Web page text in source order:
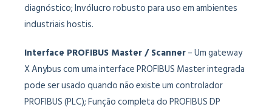
diagnóstico; Invólucro robusto para uso em ambientes
industriais hostis.
Interface PROFIBUS Master / Scanner– Um gateway
X Anybus com uma interface PROFIBUS Master integrada
pode ser usado quando não existe um controlador
PROFIBUS (PLC); Função completa do PROFIBUS DP